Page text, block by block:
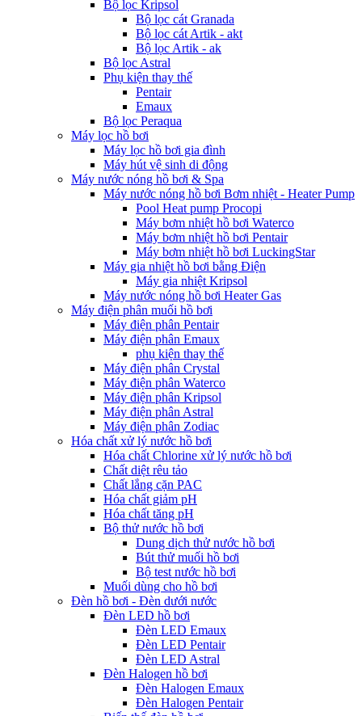
Bộ lọc Kripsol
Bộ lọc cát Granada
Bộ lọc cát Artik - akt
Bộ lọc Artik - ak
Bộ lọc Astral
Phụ kiện thay thế
Pentair
Emaux
Bộ lọc Peraqua
Máy lọc hồ bơi
Máy lọc hồ bơi gia đình
Máy hút vệ sinh di động
Máy nước nóng hồ bơi & Spa
Máy nước nóng hồ bơi Bơm nhiệt - Heater Pump
Pool Heat pump Procopi
Máy bơm nhiệt hồ bơi Waterco
Máy bơm nhiệt hồ bơi Pentair
Máy bơm nhiệt hồ bơi LuckingStar
Máy gia nhiệt hồ bơi bằng Điện
Máy gia nhiệt Kripsol
Máy nước nóng hồ bơi Heater Gas
Máy điện phân muối hồ bơi
Máy điện phân Pentair
Máy điện phân Emaux
phụ kiện thay thế
Máy điện phân Crystal
Máy điện phân Waterco
Máy điện phân Kripsol
Máy điện phân Astral
Máy điện phân Zodiac
Hóa chất xử lý nước hồ bơi
Hóa chất Chlorine xử lý nước hồ bơi
Chất diệt rêu tảo
Chất lắng cặn PAC
Hóa chất giảm pH
Hóa chất tăng pH
Bộ thử nước hồ bơi
Dung dịch thử nước hồ bơi
Bút thử muối hồ bơi
Bộ test nước hồ bơi
Muối dùng cho hồ bơi
Đèn hồ bơi - Đèn dưới nước
Đèn LED hồ bơi
Đèn LED Emaux
Đèn LED Pentair
Đèn LED Astral
Đèn Halogen hồ bơi
Đèn Halogen Emaux
Đèn Halogen Pentair